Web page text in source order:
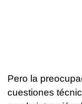
Pero la
cuestiones